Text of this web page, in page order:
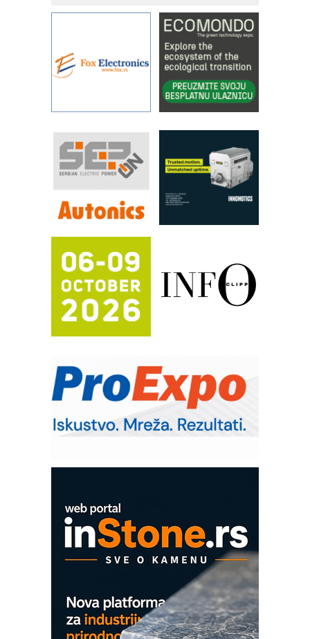
Alba d.o.o. – 35 godina preciznosti u
metrologiji i pametnim dozirnim
rešenjima
IBeRTIM - oprema za ispitivanje
STAUFF – Komponente koje
sistema
YAMADA pumpe – japanska
pouzdanost u transferu fluida
Filtration Group Industrial – Napredna
rešenja za filtraciju u hidrauličkim i
procesnim sistemima
FANUC: Najbolje za vašu pametnu
automatizaciju
Efikasno upravljanje energijom
Automatizacija pakovanja · Display
(Shelf-Ready) omotnice
Potpuna efikasnost bez složenih
Trajna oznaka kao dugoročna korist
Bezbednost na prvom mestu!
IB BLUMENAUER - više od 40 godina
poverenja u industriji
OBO sistemi mrežastih nosača kablova
Proizvodnja iC7 Hybrid 1500 VDC
mrežnog pretvarača sa tečnim
hlađenjem